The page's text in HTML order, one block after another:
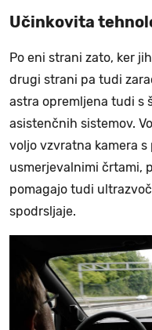
Učinkovita
Po eni strani zato, ker
drugi strani pa tudi
astra opremljena tudi s
asistenčnih sistemov.
voljo vzvratna kamera
usmerjevalnimi črtami,
pomagajo tudi
spodrsljaje.